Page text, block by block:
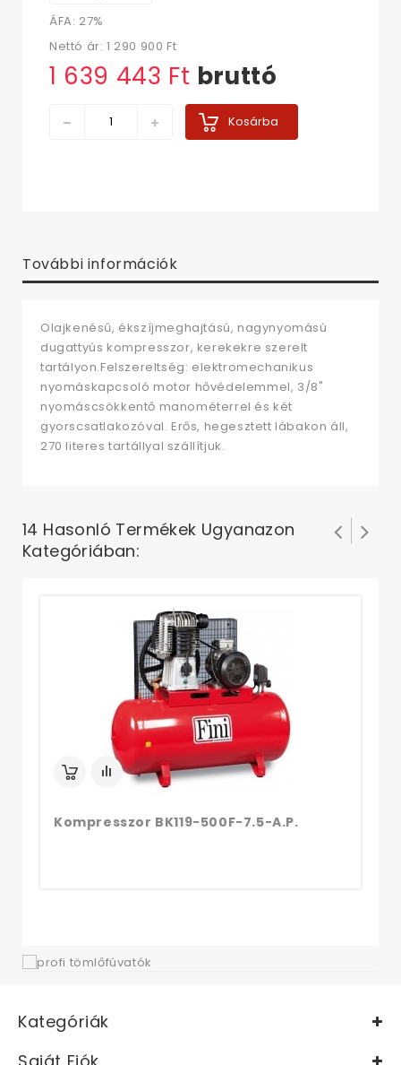
ÁFA: 27%
Nettó ár: 1 290 900 Ft‎
1 639 443 Ft‎ bruttó
Kosárba
További információk
Olajkenésű, ékszíjmeghajtású, nagynyomású
dugattyús kompresszor, kerekekre szerelt
tartályon.Felszereltség: elektromechanikus
nyomáskapcsoló motor hővédelemmel, 3/8"
nyomáscsökkentő manométerrel és két
gyorscsatlakozóval. Erős, hegesztett lábakon áll,
270 literes tartállyal szállítjuk.
14 Hasonló Termékek Ugyanazon
Kategóriában:
Kompresszor BK119-500F-7.5-A.P.
Kategóriák